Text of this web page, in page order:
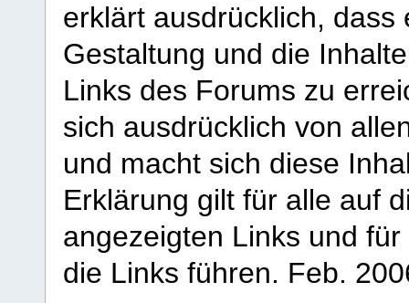
erklärt ausdrücklich,
Gestaltung und die
Links des Forums zu
sich ausdrücklich von
und macht sich diese
Erklärung gilt für alle auf
angezeigten Links und
die Links führen. Feb.